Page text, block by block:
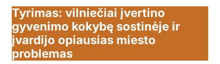
Tyrimas: vilniečiai įvertino
gyvenimo kokybę sostinėje ir
įvardijo opiausias miesto
problemas